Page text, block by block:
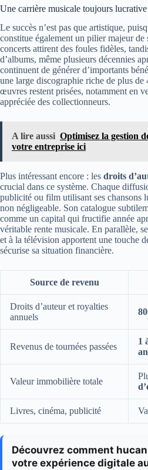
Une carrière musicale toujours lucrative
Le succès n’est pas que artistique,
constitue également un pilier majeur de
concerts attirent des foules fidèles,
d’albums, même plusieurs décennies
continuent de générer d’importants
une large discographie riche de plus de
œuvres restent prisées, notamment en
appréciée des collectionneurs.
A lire aussi Optimisez la gestion
votre entreprise ici
Plus intéressant encore : les droits
crucial dans ce système. Chaque
publicité ou film utilisant ses chansons
non négligeable. Son catalogue
comme un capital qui fructifie année
véritable rente musicale. En parallèle,
et à la télévision apportent une touche
sécurise sa situation financière.
Source de revenu
Droits d’auteur et royalties
annuels
Revenus de tournées passées
1
an
Valeur immobilière totale
Livres, cinéma, publicité
Découvrez comment
votre expérience digitale